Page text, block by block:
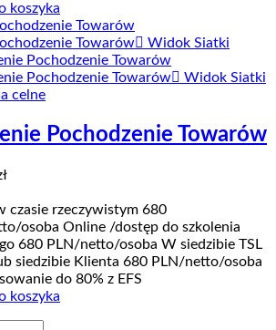
koszyka
Widok Siatki
Widok Siatki
celne
Pochodzenie Towarów
czasie rzeczywistym 680
osoba Online /dostęp do szkolenia
680 PLN/netto/osoba W siedzibie TSL
siedzibie Klienta 680 PLN/netto/osoba
do 80% z EFS
koszyka